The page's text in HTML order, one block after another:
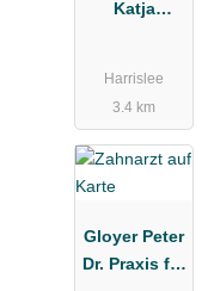
Katja
Harrislee
3.4 km
Gloyer Peter
Dr. Praxis für